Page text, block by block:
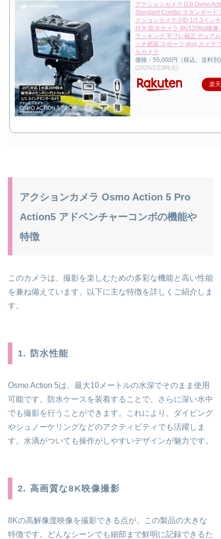
アクションカメラ DJI Osmo
Standard Combo スタンダード
クションカメラ小型 1/1.3イン
付き 防水カメラ 4K/120fps映像
ラッキング 手ブレ補正 デュア
ッチ画面 スポーツ vlog カメラ
ルカメラ
価格：55,000円（税込、送料別)
(2025/1/23時点)
楽
アクションカメラ Osmo Action 5 Pro
Action5 アドベンチャーコンボの機能や
特徴
このカメラは、撮影を楽しむための多彩な機能と高い性能
を兼ね備えています。以下に主な特徴を詳しくご紹介しま
す。
1. 防水性能
Osmo Action 5は、最大10メートルの水深でそのまま使用
可能です。防水ケースを装着することで、さらに深い水中
でも撮影を行うことができます。これにより、ダイビング
やシュノーケリングなどのアクティビティでも活躍しま
す。水滴がついても操作がしやすいデザインが魅力です。
2. 高画質な8K映像撮影
8Kの高解像度映像を撮影できる点が、この製品の大きな
特徴です。どんなシーンでも細部まで鮮明に記録できるた